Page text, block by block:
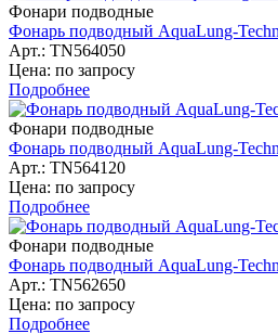
Фонари подводные
Фонарь подводный AquaLung-
Арт.: TN564050
Цена: по запросу
Подробнее
Фонари подводные
Фонарь подводный AquaLung-
Арт.: TN564120
Цена: по запросу
Подробнее
Фонари подводные
Фонарь подводный AquaLung-
Арт.: TN562650
Цена: по запросу
Подробнее